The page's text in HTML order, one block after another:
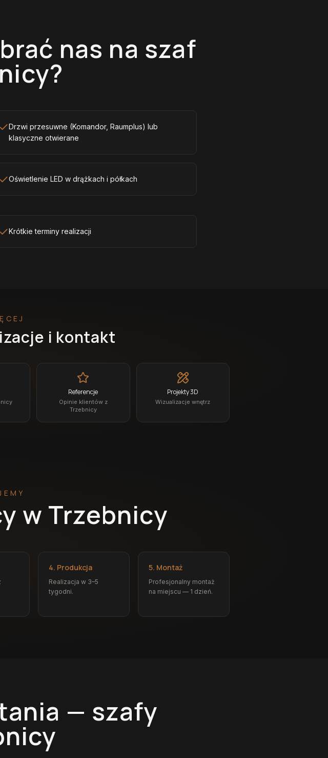
nas na szaf
Drzwi przesuwne (Komandor, Raumplus) lub
klasyczne otwierane
Oświetlenie LED w drążkach i półkach
Krótkie terminy realizacji
i kontakt
Referencje
Opinie klientów z
Trzebnicy
Projekty 3D
Wizualizacje wnętrz
w Trzebnicy
4. Produkcja
Realizacja w 3–5
tygodni.
5. Montaż
Profesjonalny montaż
na miejscu — 1 dzień.
— szafy